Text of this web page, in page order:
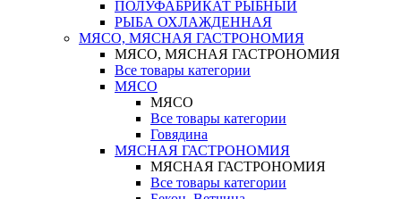
ПОЛУФАБРИКАТ РЫБНЫЙ
РЫБА ОХЛАЖДЕННАЯ
МЯСО, МЯСНАЯ ГАСТРОНОМИЯ
МЯСО, МЯСНАЯ ГАСТРОНОМИЯ
Все товары категории
МЯСО
МЯСО
Все товары категории
Говядина
МЯСНАЯ ГАСТРОНОМИЯ
МЯСНАЯ ГАСТРОНОМИЯ
Все товары категории